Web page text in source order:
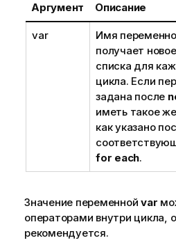
Аргумент Описание
var Имя
получает
списка для
цикла. Если
задана после
иметь такое
как указано
for each.
Значение переменной var
операторами внутри цикла,
рекомендуется.